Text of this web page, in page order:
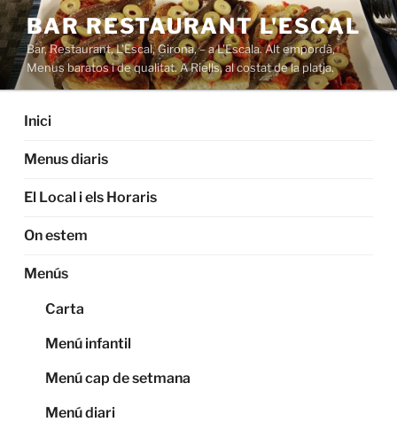
Saltar
al
contenido
BAR RESTAURANT L'ESCAL
Bar, Restaurant, L'Escal, Girona, – a L'Escala. Alt empordà,
Menus baratos i de qualitat. A Riells, al costat de la platja.
Inici
Menus diaris
El Local i els Horaris
On estem
Menús
Carta
Menú infantil
Menú cap de setmana
Menú diari